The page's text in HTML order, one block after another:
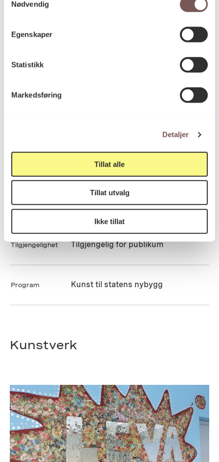
Nødvendig
Egenskaper
Statistikk
Markedsføring
Detaljer
Tillat alle
Tillat utvalg
Ikke tillat
Prosjektansvarlig
Link Arkitektur AS
Varighet Permanent
Tilgjengelighet Tilgjengelig for publikum
Program Kunst til statens nybygg
Kunstverk